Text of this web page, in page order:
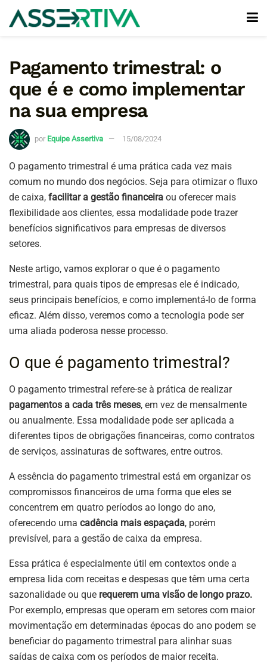
Pagamento trimestral: o
que é e como implementar
na sua empresa
por Equipe Assertiva 15/08/2024
O pagamento trimestral é uma prática cada vez mais
comum no mundo dos negócios. Seja para otimizar o fluxo
de caixa, facilitar a gestão financeira ou oferecer mais
flexibilidade aos clientes, essa modalidade pode trazer
benefícios significativos para empresas de diversos
setores.
Neste artigo, vamos explorar o que é o pagamento
trimestral, para quais tipos de empresas ele é indicado,
seus principais benefícios, e como implementá-lo de forma
eficaz. Além disso, veremos como a tecnologia pode ser
uma aliada poderosa nesse processo.
O que é pagamento trimestral?
O pagamento trimestral refere-se à prática de realizar
pagamentos a cada três meses, em vez de mensalmente
ou anualmente. Essa modalidade pode ser aplicada a
diferentes tipos de obrigações financeiras, como contratos
de serviços, assinaturas de softwares, entre outros.
A essência do pagamento trimestral está em organizar os
compromissos financeiros de uma forma que eles se
concentrem em quatro períodos ao longo do ano,
oferecendo uma cadência mais espaçada, porém
previsível, para a gestão de caixa da empresa.
Essa prática é especialmente útil em contextos onde a
empresa lida com receitas e despesas que têm uma certa
sazonalidade ou que requerem uma visão de longo prazo.
Por exemplo, empresas que operam em setores com maior
movimentação em determinadas épocas do ano podem se
beneficiar do pagamento trimestral para alinhar suas
saídas de caixa com os períodos de maior receita.